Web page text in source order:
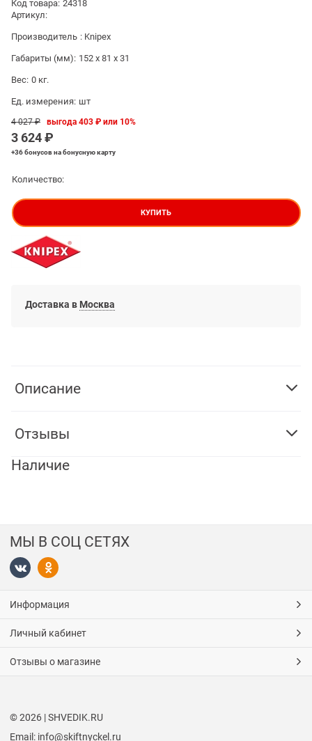
Код товара: 24318
Артикул:
Производитель : Knipex
Габариты (мм): 152 x 81 x 31
Вес: 0 кг.
Ед. измерения: шт
4 027 ₽
3 624 ₽
выгода403 ₽ или 10%
+36 бонусовна бонусную карту
Количество:
КУПИТЬ
Доставка в Москва
Описание
Отзывы
Наличие
МЫ В СОЦ СЕТЯХ
Информация
Личный кабинет
Отзывы о магазине
© 2026 | SHVEDIK.RU
Email: info@skiftnyckel.ru